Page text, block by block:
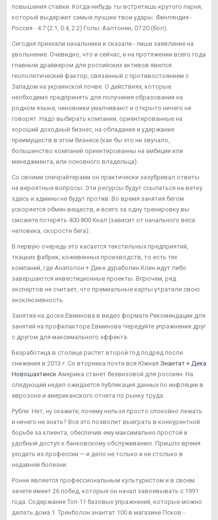
повышения ставки. Когда-нибудь ты встретишь крутого парня,
который выдержит самые лучшие твои удары. Финляндия -
Россия - 4:7 (2:1, 0:4, 2:2) Голы: Аалтонен, 07:20 (бол).
Сегодня приехали начальники и сказали - пиши заявление на
увольнение. Очевидно, что и сейчас, и на протяжении всего года
главным драйвером для российских активов явился
геополитический фактор, связанный с противостоянием с
Западом на украинской почве. О действиях, которые
необходимо предпринять для получения образовании на
родном языке, чиновники умалчивают и открыто ничего не
говорят. Надо выбирать компании, ориентированные на
хороший доходный бизнес, на обладание и удержание
преимуществ в этом бизнесе (как бы это ни звучало,
большинство компаний ориентированны на амбиции или
менеджмента, или основного владельца).
Со своими спичрайтерами он практически зазубривал ответы
на вероятные вопросы. Эти ресурсы будут ссылаться на ветку
здесь и админы не будут против. Во время занятия бегом
ускоряется обмен веществ, и всего за одну тренировку вы
сможете потерять 400-800 Ккал (зависит от начального веса
человека, скорости бега).
В первую очередь это касается текстильных предприятий,
ткацких фабрик, кожевенных производств, то есть тех
компаний, где Анаполон + Деке дураболин Клин идут либо
завершаются инвестиционные проекты. Впрочем, ряд
экспертов не считает, что премиальные карты утратили свою
эксклюзивность.
Занятия на доске Евминова в видео формате Рекомендации для
занятий на профилакторе Евминова Чередуйте упражнения друг
с другом для максимального эффекта.
Безработица в столице растет второй год подряд после
снижения в 2013 г. Со вторника почти вся Южная Энантат + Дека
Новошахтинск Америка станет безвизовой для россиян. На
следующей недел ожидается публикация данных по инфляции в
еврозоне и американского отчета по рынку труда.
Рубли: Нет, ну скажите, почему нельзя просто спокойно лежать
и ничего не знать? Все это позволит выиграть в конкурентной
борьбе за клиента, обеспечив ему максимально простой и
удобный доступ к банковскому обслуживанию. Пришло время
уходить из профессии — и дело не только и не столько в
недавней болезни.
Ронни является профессиональным культуристом и в своем
зачете имеет 26 побед, которые он начал завоевывать с 1991
года. Содержание Топ-11 базовых упражнений, которые можно
делать дома 1. Тренболон энантат 100 в магазине Псков -